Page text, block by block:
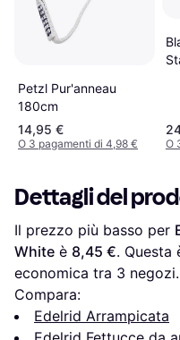
Petzl Pur'anneau
180cm
14,95 €
O 3 pagamenti di 4,98 € O
Dettagli del
Il prezzo più basso per
White è 8,45 €. Questa
economica tra 3 negozi.
Compara:
Edelrid Arrampicata